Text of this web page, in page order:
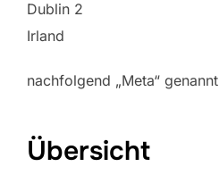
Dublin 2
Irland
nachfolgend „Meta“ genannt
Übersicht